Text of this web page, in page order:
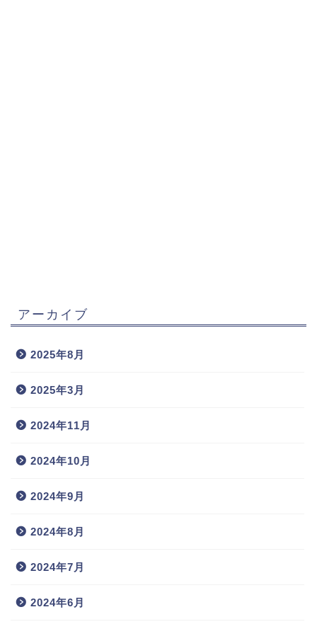
アーカイブ
2025年8月
2025年3月
2024年11月
2024年10月
2024年9月
2024年8月
2024年7月
2024年6月